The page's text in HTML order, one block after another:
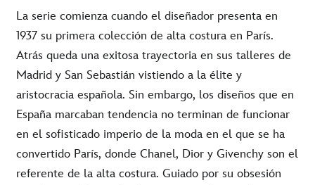
La serie comienza cuando el diseñador presenta en
1937 su primera colección de alta costura en París.
Atrás queda una exitosa trayectoria en sus talleres de
Madrid y San Sebastián vistiendo a la élite y
aristocracia española. Sin embargo, los diseños que en
España marcaban tendencia no terminan de funcionar
en el sofisticado imperio de la moda en el que se ha
convertido París, donde Chanel, Dior y Givenchy son el
referente de la alta costura. Guiado por su obsesión